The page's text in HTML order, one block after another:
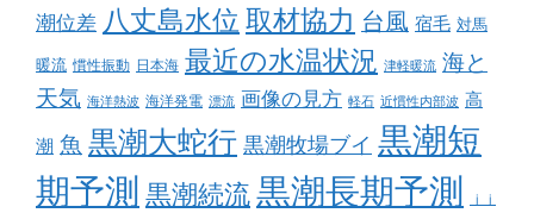
潮位差 八丈島水位 取材協力 台風 宿毛 対馬
暖流 慣性振動 日本海 最近の水温状況 津軽暖流 海と
天気 海洋熱波 海洋発電 漂流 画像の見方 軽石 近慣性内部波 高
潮 魚 黒潮大蛇行 黒潮牧場ブイ 黒潮短
期予測 黒潮続流黒潮長期予測 ｊｊ